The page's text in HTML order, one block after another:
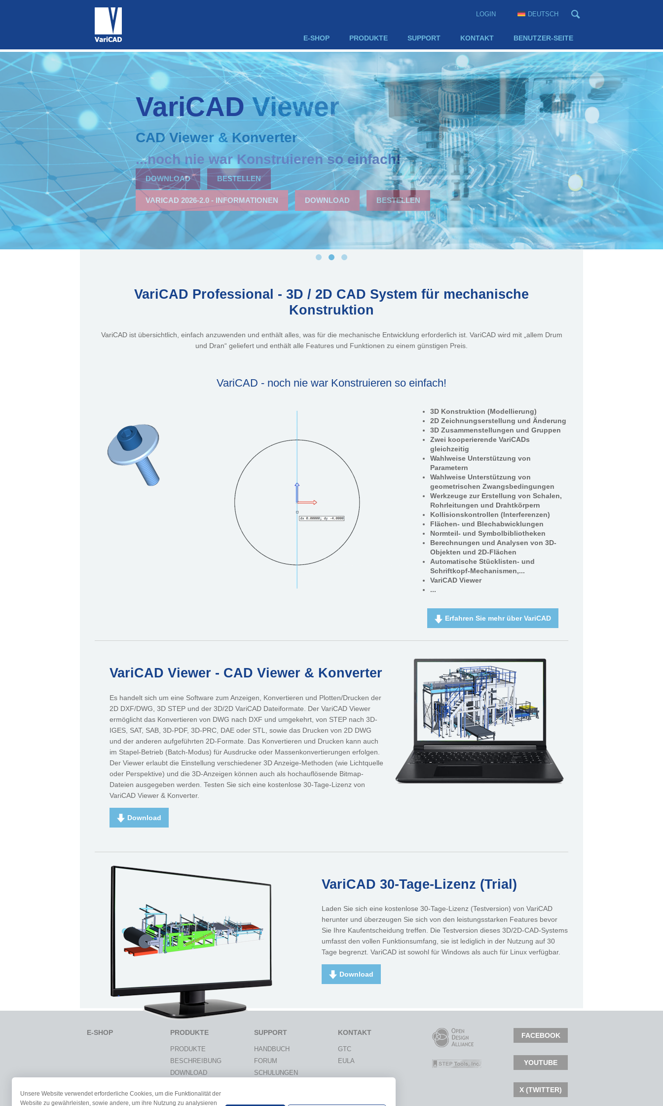
LOGIN DEUTSCH
E-SHOP PRODUKTE SUPPORT KONTAKT BENUTZER-SEITE
VariCAD Viewer
CAD Viewer & Konverter
DOWNLOAD BESTELLEN
VariCAD Professional - 3D / 2D CAD System für mechanische
Konstruktion
VariCAD ist übersichtlich, einfach anzuwenden und enthält alles, was für die mechanische Entwicklung erforderlich ist. VariCAD wird mit „allem Drum
und Dran“ geliefert und enthält alle Features und Funktionen zu einem günstigen Preis.
VariCAD - noch nie war Konstruieren so einfach!
3D Konstruktion (Modellierung)
2D Zeichnungserstellung und Änderung
3D Zusammenstellungen und Gruppen
Zwei kooperierende VariCADs
gleichzeitig
Wahlweise Unterstützung von
Parametern
Wahlweise Unterstützung von
geometrischen Zwangsbedingungen
Werkzeuge zur Erstellung von Schalen,
Rohrleitungen und Drahtkörpern
Kollisionskontrollen (Interferenzen)
Flächen- und Blechabwicklungen
Normteil- und Symbolbibliotheken
Berechnungen und Analysen von 3D-
Objekten und 2D-Flächen
Automatische Stücklisten- und
Schriftkopf-Mechanismen,...
VariCAD Viewer
...
Erfahren Sie mehr über VariCAD
VariCAD Viewer - CAD Viewer & Konverter
Es handelt sich um eine Software zum Anzeigen, Konvertieren und Plotten/Drucken der
2D DXF/DWG, 3D STEP und der 3D/2D VariCAD Dateiformate. Der VariCAD Viewer
ermöglicht das Konvertieren von DWG nach DXF und umgekehrt, von STEP nach 3D-
IGES, SAT, SAB, 3D-PDF, 3D-PRC, DAE oder STL, sowie das Drucken von 2D DWG
und der anderen aufgeführten 2D-Formate. Das Konvertieren und Drucken kann auch
im Stapel-Betrieb (Batch-Modus) für Ausdrucke oder Massenkonvertierungen erfolgen.
Der Viewer erlaubt die Einstellung verschiedener 3D Anzeige-Methoden (wie Lichtquelle
oder Perspektive) und die 3D-Anzeigen können auch als hochauflösende Bitmap-
Dateien ausgegeben werden. Testen Sie sich eine kostenlose 30-Tage-Lizenz von
VariCAD Viewer & Konverter.
Download
VariCAD 30-Tage-Lizenz (Trial)
Laden Sie sich eine kostenlose 30-Tage-Lizenz (Testversion) von VariCAD
herunter und überzeugen Sie sich von den leistungsstarken Features bevor
Sie Ihre Kaufentscheidung treffen. Die Testversion dieses 3D/2D-CAD-Systems
umfasst den vollen Funktionsumfang, sie ist lediglich in der Nutzung auf 30
Tage begrenzt. VariCAD ist sowohl für Windows als auch für Linux verfügbar.
Download
E-SHOP PRODUKTE
PRODUKTE
BESCHREIBUNG
DOWNLOAD
DOKUMENTATION
SUPPORT
HANDBUCH
FORUM
SCHULUNGEN
KONTAKT
GTC
EULA
FACEBOOK
YOUTUBE
X (TWITTER)
Unsere Website verwendet erforderliche Cookies, um die Funktionalität der
Website zu gewährleisten, sowie andere, um ihre Nutzung zu analysieren